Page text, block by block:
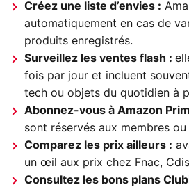
Créez une liste d’envies :
automatiquement en cas de
produits enregistrés.
Surveillez les ventes flash :
fois par jour et incluent
tech ou objets du quotidien à
Abonnez-vous à Amazon
sont réservés aux membres
Comparez les prix ailleurs :
un œil aux prix chez Fnac,
Consultez les bons plans